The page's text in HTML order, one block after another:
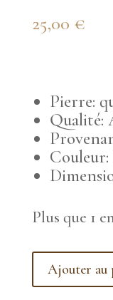
25,00 €
Pierre:
Qualité:
Plus que 1
quantité
Ajouter au